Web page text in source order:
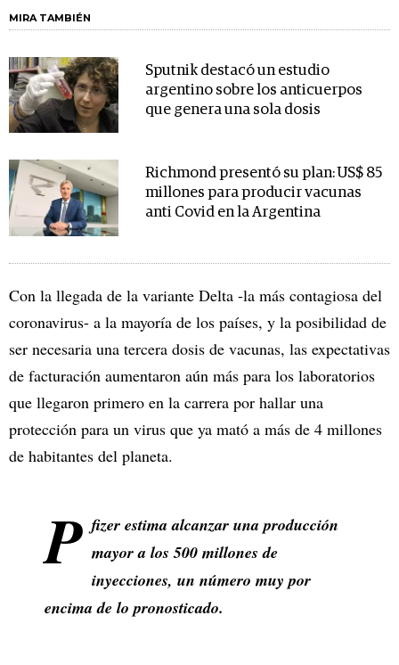
MIRA TAMBIÉN
Sputnik destacó un estudio
argentino sobre los anticuerpos
que genera una sola dosis
Richmond presentó su plan: US$ 85
millones para producir vacunas
anti Covid en la Argentina
Con la llegada de la variante Delta -la más contagiosa del
coronavirus- a la mayoría de los países, y la posibilidad de
ser necesaria una tercera dosis de vacunas, las expectativas
de facturación aumentaron aún más para los laboratorios
que llegaron primero en la carrera por hallar una
protección para un virus que ya mató a más de 4 millones
de habitantes del planeta.
P fizer estima alcanzar una producción
mayor a los 500 millones de
inyecciones, un número muy por
encima de lo pronosticado.